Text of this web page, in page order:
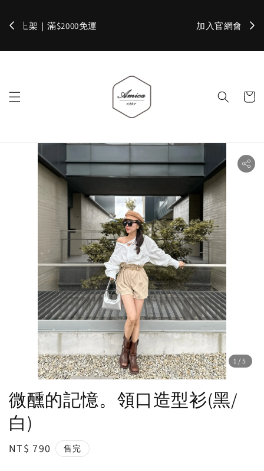
加入官網會員，立即折 $100 ✨
1 /5
微醺的記憶。領口造型衫(黑/
白)
Regular
NT$ 790 售完